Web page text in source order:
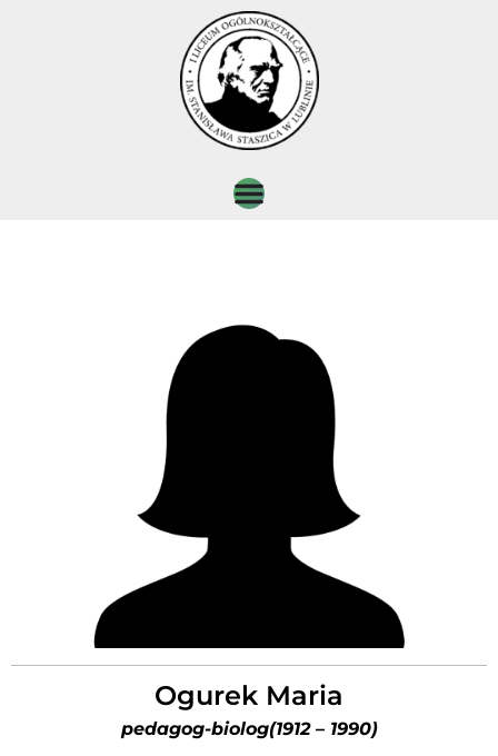
Ogurek Maria
pedagog-biolog(1912 – 1990)